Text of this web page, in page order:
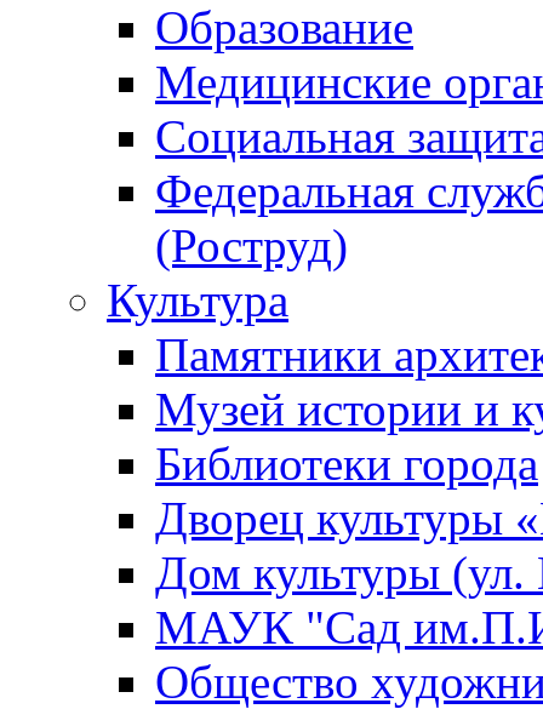
Образование
Медицинские
Социальная
Федеральная
(Роструд)
Культура
Памятники
Музей истории и
Библиотеки города
Дворец культуры
Дом культуры (ул.
МАУК "Сад
Общество